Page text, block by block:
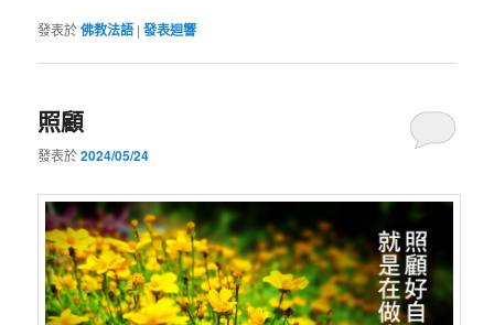
發表於佛教法語 |發表迴響
照顧
發表於2024/05/24